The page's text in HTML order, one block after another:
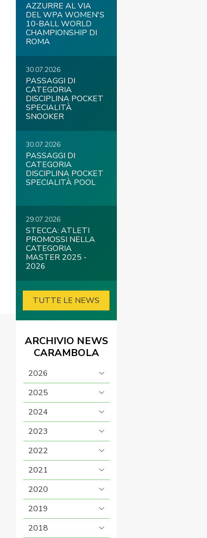
Link Federazione Trasparente
AZZURRE AL VIA
DEL WPA WOMEN'S
10-BALL WORLD
CHAMPIONSHIP DI
ROMA
30.07.2026
PASSAGGI DI
CATEGORIA
DISCIPLINA POCKET
SPECIALITÀ
SNOOKER
30.07.2026
PASSAGGI DI
CATEGORIA
DISCIPLINA POCKET
SPECIALITÀ POOL
29.07.2026
STECCA: ATLETI
PROMOSSI NELLA
CATEGORIA
MASTER 2025 -
2026
TUTTE LE NEWS
ARCHIVIO NEWS
CARAMBOLA
2026
2025
2024
2023
2022
2021
2020
2019
2018